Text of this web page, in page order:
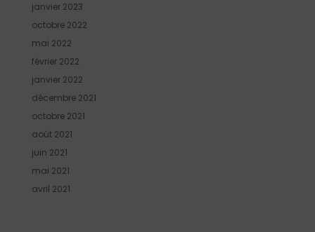
janvier 2023
octobre 2022
mai 2022
février 2022
janvier 2022
décembre 2021
octobre 2021
août 2021
juin 2021
mai 2021
avril 2021